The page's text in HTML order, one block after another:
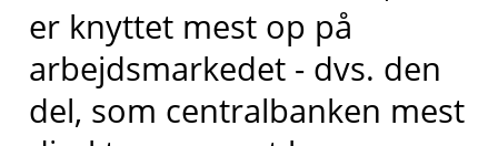
er knyttet mest op på
arbejdsmarkedet - dvs. den
del, som centralbanken mest